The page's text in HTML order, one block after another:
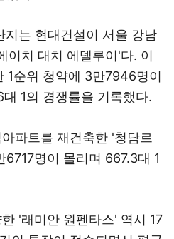
지는 현대건설이 서울 강남
이치 대치 에델루이'다. 이
1순위 청약에 3만7946명이
1의 경쟁률을 기록했다.
파트를 재건축한 '청담르
명이 몰리며 667.3대 1
'래미안 원펜타스' 역시 17